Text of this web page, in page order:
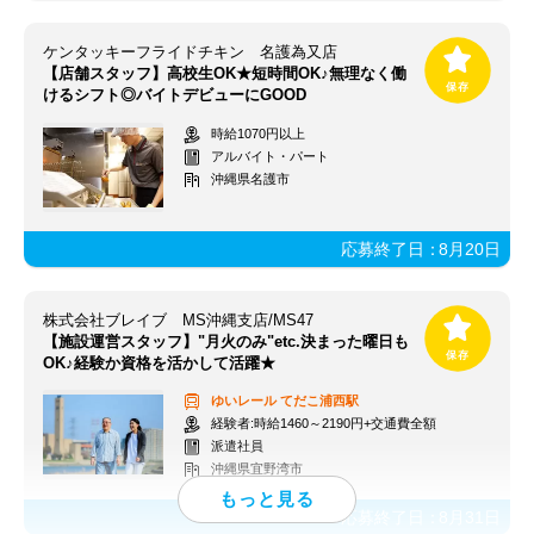
ケンタッキーフライドチキン 名護為又店
【店舗スタッフ】高校生OK★短時間OK♪無理なく働
けるシフト◎バイトデビューにGOOD
時給1070円以上
アルバイト・パート
沖縄県名護市
応募終了日：8月20日
株式会社ブレイブ MS沖縄支店/MS47
【施設運営スタッフ】"月火のみ"etc.決まった曜日も
OK♪経験か資格を活かして活躍★
ゆいレールてだこ浦西駅
経験者:時給1460～2190円+交通費全額
派遣社員
沖縄県宜野湾市
応募終了日：